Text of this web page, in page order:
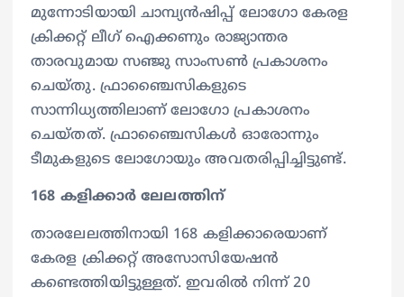
മുന്നോടിയായി ചാമ്പ്യൻഷിപ്പ് ലോഗോ കേരള
ക്രിക്കറ്റ് ലീഗ് ഐക്കണും രാജ്യാന്തര
താരവുമായ സഞ്ജു സാംസൺ പ്രകാശനം
ചെയ്തു. ഫ്രാഞ്ചൈസികളുടെ
സാന്നിധ്യത്തിലാണ് ലോഗോ പ്രകാശനം
ചെയ്തത്. ഫ്രാഞ്ചൈസികള്‍ ഓരോന്നും
ടീമുകളുടെ ലോഗോയും അവതരിപ്പിച്ചിട്ടുണ്ട്.
168 കളിക്കാര്‍ ലേലത്തിന്
താരലേലത്തിനായി 168 കളിക്കാരെയാണ്
കേരള ക്രിക്കറ്റ് അസോസിയേഷൻ
കണ്ടെത്തിയിട്ടുള്ളത്. ഇവരിൽ നിന്ന് 20